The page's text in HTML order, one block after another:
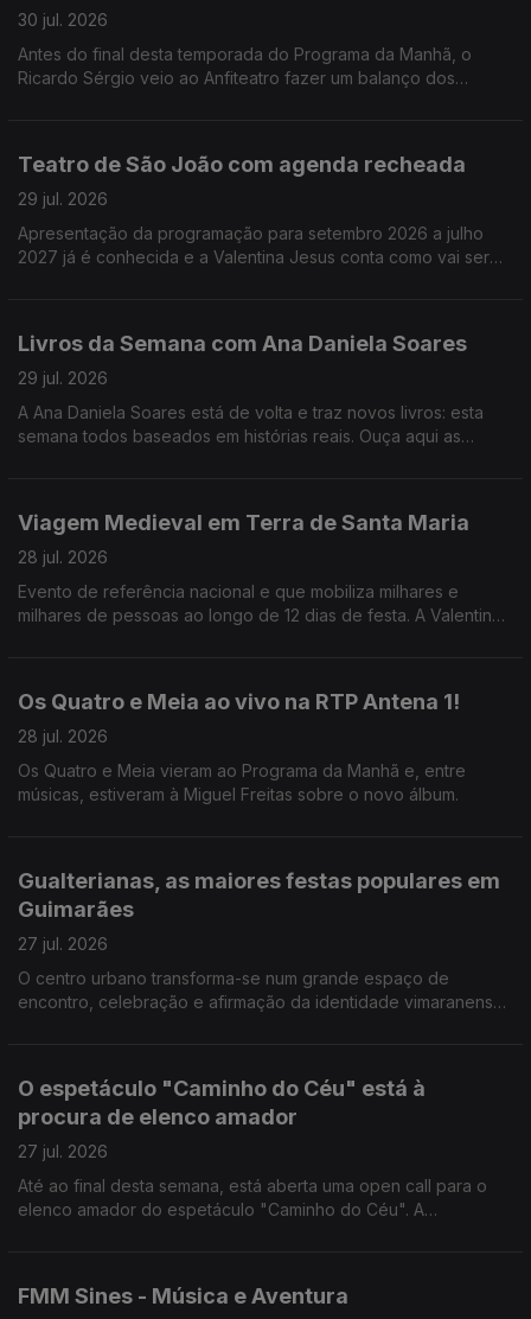
30 jul. 2026
Antes do final desta temporada do Programa da Manhã, o
Ricardo Sérgio veio ao Anfiteatro fazer um balanço dos
Teatro de São João com agenda recheada
29 jul. 2026
Apresentação da programação para setembro 2026 a julho
2027 já é conhecida e a Valentina Jesus conta como vai ser
Livros da Semana com Ana Daniela Soares
29 jul. 2026
A Ana Daniela Soares está de volta e traz novos livros: esta
semana todos baseados em histórias reais. Ouça aqui as
Viagem Medieval em Terra de Santa Maria
28 jul. 2026
Evento de referência nacional e que mobiliza milhares e
milhares de pessoas ao longo de 12 dias de festa. A Valentina
Os Quatro e Meia ao vivo na RTP Antena 1!
28 jul. 2026
Os Quatro e Meia vieram ao Programa da Manhã e, entre
músicas, estiveram à Miguel Freitas sobre o novo álbum.
Gualterianas, as maiores festas populares em
Guimarães
27 jul. 2026
O centro urbano transforma-se num grande espaço de
encontro, celebração e afirmação da identidade vimaranense.
O espetáculo "Caminho do Céu" está à
procura de elenco amador
27 jul. 2026
Até ao final desta semana, está aberta uma open call para o
elenco amador do espetáculo "Caminho do Céu". A
FMM Sines - Música e Aventura